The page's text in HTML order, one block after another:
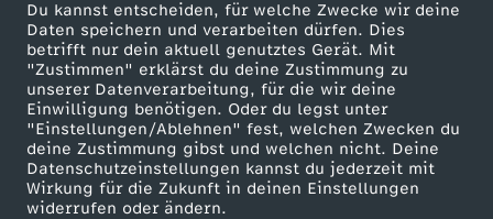
Du kannst entscheiden, für welche Zwecke wir deine
Daten speichern und verarbeiten dürfen. Dies
betrifft nur dein aktuell genutztes Gerät. Mit
"Zustimmen" erklärst du deine Zustimmung zu
unserer Datenverarbeitung, für die wir deine
Einwilligung benötigen. Oder du legst unter
"Einstellungen/Ablehnen" fest, welchen Zwecken du
deine Zustimmung gibst und welchen nicht. Deine
Datenschutzeinstellungen kannst du jederzeit mit
Wirkung für die Zukunft in deinen Einstellungen
widerrufen oder ändern.
ZDF goes Schule
Werbefernsehen
Mainzelmännchen